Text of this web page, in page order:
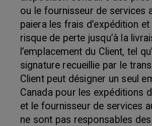
ou le fournisseur de services
paiera les frais d’expédition
risque de perte jusqu’à la
l’emplacement du Client, tel
signature recueillie par le
Client peut désigner un seul
Canada pour les expéditions
et le fournisseur de services
ne sont pas responsables